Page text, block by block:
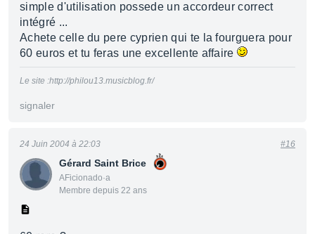
simple d'utilisation possede un accordeur correct
intégré ...
Achete celle du pere cyprien qui te la fourguera pour
60 euros et tu feras une excellente affaire
Le site :http://philou13.musicblog.fr/
signaler
Gérard Saint Brice
AFicionado·a
Membre depuis 22 ans
24 Juin 2004 à 22:03 #16